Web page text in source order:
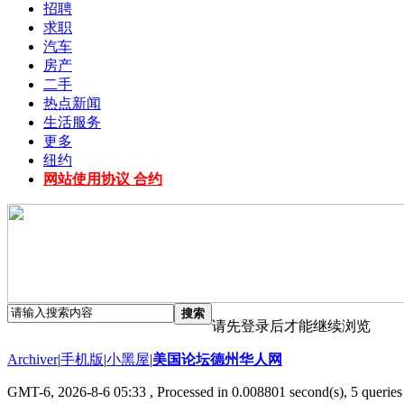
招聘
求职
汽车
房产
二手
热点新闻
生活服务
更多
纽约
网站使用协议 合约
搜索
请先登录后才能继续浏览
Archiver|手机版|小黑屋|美国论坛德州华人网
GMT-6, 2026-8-6 05:33 , Processed in 0.008801 second(s), 5